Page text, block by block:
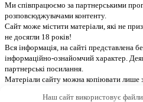
Ми співпрацюємо за партнерськими
розповсюджувачами контенту.
Сайт може містити матеріали, які не
не досягли 18 років!
Вся інформація, на сайті представлена
інформаційно-ознайомчий характер.
партнерські посилання.
Матеріали сайту можна копіювати лише
Наш сайт використовує